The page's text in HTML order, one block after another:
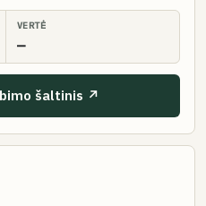
VERTĖ
—
šaltinis ↗